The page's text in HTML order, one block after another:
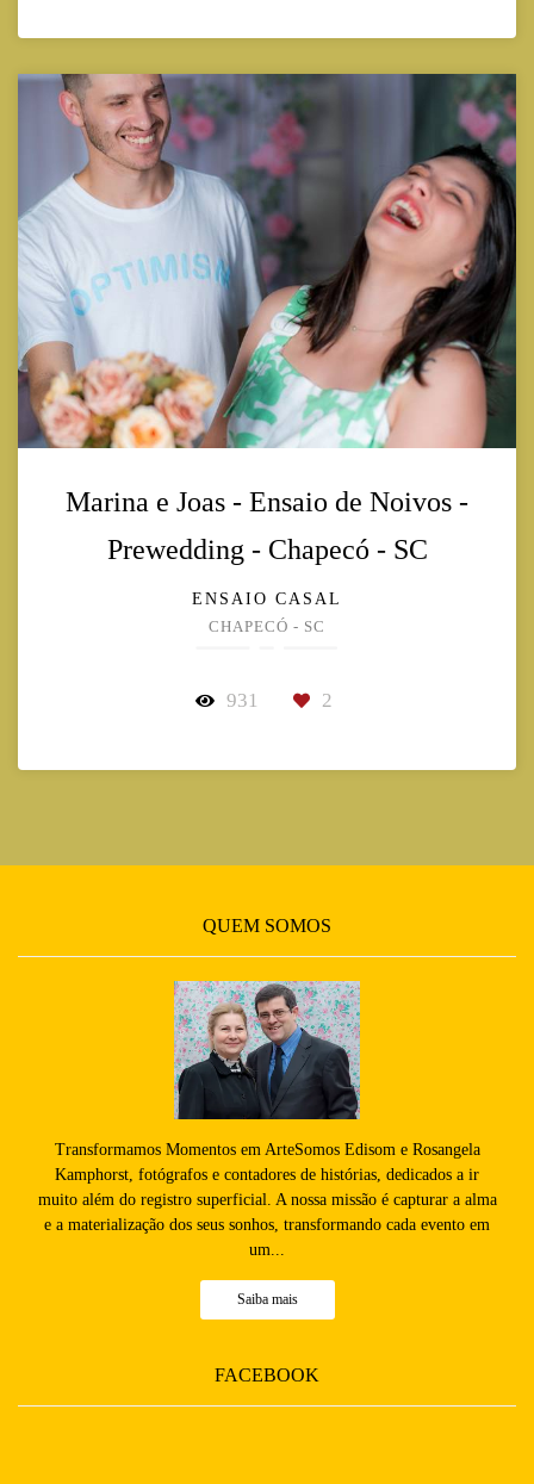
Marina e Joas - Ensaio de Noivos -
Prewedding - Chapecó - SC
ENSAIO CASAL
CHAPECÓ - SC
931 2
QUEM SOMOS
Transformamos Momentos em ArteSomos Edisom e Rosangela
Kamphorst, fotógrafos e contadores de histórias, dedicados a ir
muito além do registro superficial. A nossa missão é capturar a alma
e a materialização dos seus sonhos, transformando cada evento em
um...
Saiba mais
FACEBOOK